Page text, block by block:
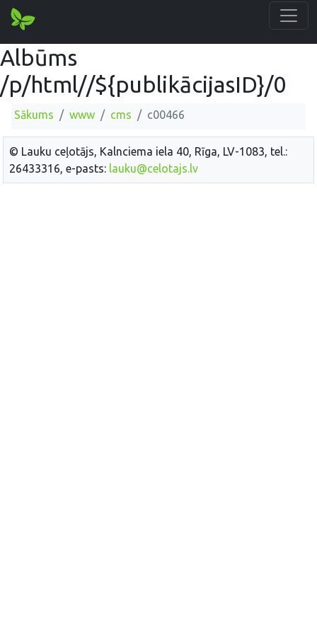
Albūms
/p/html//${publikācijasID}/0
Sākums www cms c00466
© Lauku ceļotājs, Kalnciema iela 40, Rīga, LV-1083, tel.:
26433316, e-pasts: lauku@celotajs.lv